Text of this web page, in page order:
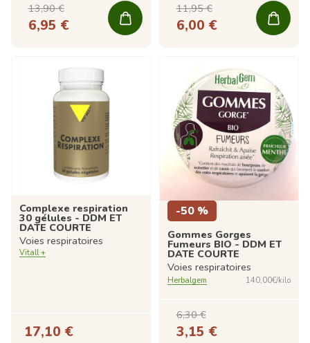
13,90 €
6,95 €
11,95 €
6,00 €
Complexe respiration
30 gélules - DDM ET
DATE COURTE
Voies respiratoires
Vitall +
17,10 €
-50 %
Gommes Gorges
Fumeurs BIO - DDM ET
DATE COURTE
Voies respiratoires
Herbalgem 140,00€/kilo
6,30 €
3,15 €